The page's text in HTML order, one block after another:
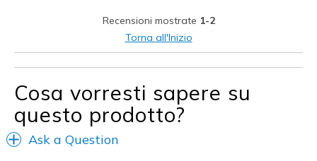
Abbigliamento casual
Larghezza
Larghezza giusta
Taglie
Punti di vista sulle scarpe
Recensioni mostrate 1-2
Torna all'Inizio
Cosa vorresti sapere su
questo prodotto?
Ask a Question